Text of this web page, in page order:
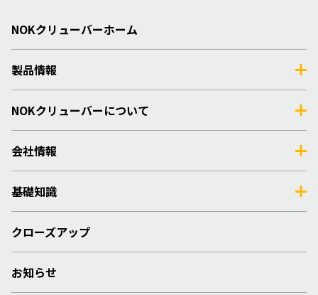
NOKクリューバーホーム
製品情報
NOKクリューバーについて
会社情報
基礎知識
クローズアップ
お知らせ